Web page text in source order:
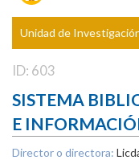
Unidad de
ID: 603
SISTEMA
E
Director o directora: